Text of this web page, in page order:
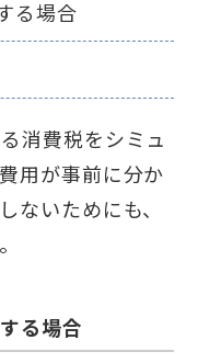
る場合
消費税をシミュ
用が事前に分か
ないためにも、
る場合